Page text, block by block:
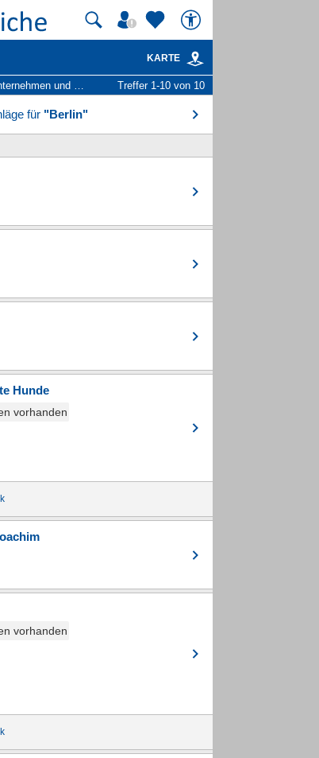
KARTE
und Personen Treffer 1-10 von 10
für "Berlin"
Hunde
vorhanden
vorhanden